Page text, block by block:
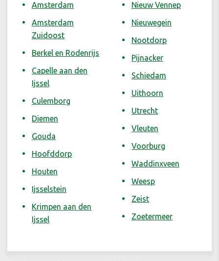
Amsterdam
Amsterdam
Zuidoost
Berkel en Rodenrijs
Capelle aan den
Ijssel
Culemborg
Diemen
Gouda
Hoofddorp
Houten
Ijsselstein
Krimpen aan den
Ijssel
Nieuw Vennep
Nieuwegein
Nootdorp
Pijnacker
Schiedam
Uithoorn
Utrecht
Vleuten
Voorburg
Waddinxveen
Weesp
Zeist
Zoetermeer